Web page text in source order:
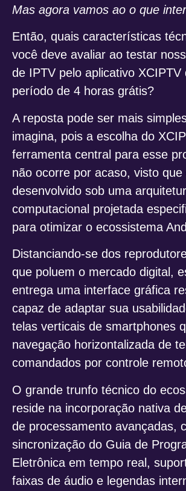
Mas agora vamos ao o que
Então, quais características
você deve avaliar ao testar
de IPTV pelo aplicativo XCIPTV
período de 4 horas grátis?
A reposta pode ser mais
imagina, pois a escolha do
ferramenta central para esse
não ocorre por acaso, visto
desenvolvido sob uma
computacional projetada
para otimizar o ecossistema
Distanciando-se dos
que poluem o mercado digital,
entrega uma interface gráfica
capaz de adaptar sua
telas verticais de smartphones
navegação horizontalizada de
comandados por controle
O grande trunfo técnico do
reside na incorporação nativa
de processamento avançadas,
sincronização do Guia de
Eletrônica em tempo real,
faixas de áudio e legendas